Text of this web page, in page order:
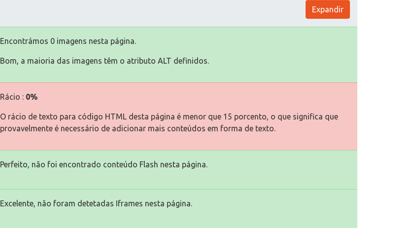
Expandir
Encontrámos 0 imagens nesta página.
Bom, a maioria das imagens têm o atributo ALT definidos.
Rácio : 0%
O rácio de texto para código HTML desta página é menor que 15 porcento, o que significa que
provavelmente é necessário de adicionar mais conteúdos em forma de texto.
Perfeito, não foi encontrado conteúdo Flash nesta página.
Excelente, não foram detetadas Iframes nesta página.